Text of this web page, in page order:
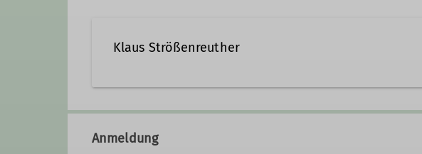
Klaus Strößenreuther
Anmeldung